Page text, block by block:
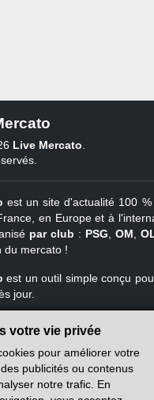
Live Mercato.
est un site d'actualité 100
en Europe et à
par club : PSG, OM,
du mercato !
est un outil simple conçu
jour.
Ligue 1
PSG
Marseille
Lyon
votre vie privée
pour améliorer votre
publicités ou contenus
notre trafic. En